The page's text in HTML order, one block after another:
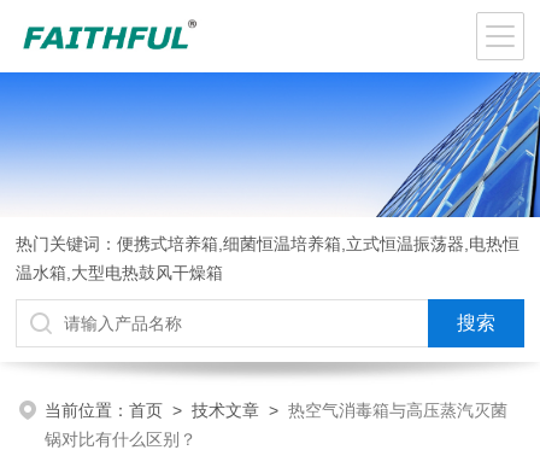
热门关键词：便携式培养箱,细菌恒温培养箱,立式恒温振荡器,电热恒
温水箱,大型电热鼓风干燥箱
当前位置：首页 >技术文章 >热空气消毒箱与高压蒸汽灭菌
锅对比有什么区别？